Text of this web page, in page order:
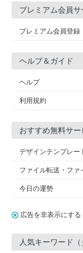
プレミアム会員サ
プレミアム会員登録
ヘルプ＆ガイド
ヘルプ
利用規約
おすすめ無料サー
デザインテンプレー
ファイル転送・ファ
今日の運勢
広告を非表示にする
人気キーワード（